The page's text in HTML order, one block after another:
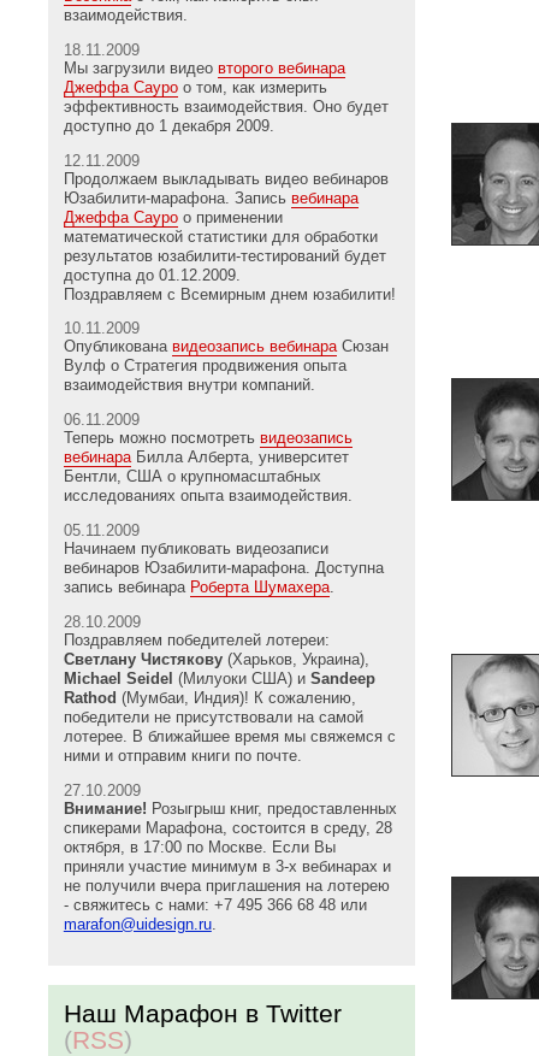
взаимодействия.
18.11.2009
Мы загрузили видео второго вебинара
Джеффа Сауроо том, как измерить
эффективность взаимодействия. Оно будет
доступно до 1 декабря 2009.
12.11.2009
Продолжаем выкладывать видео вебинаров
Юзабилити-марафона. Запись вебинара
Джеффа Сауроо применении
математической статистики для обработки
результатов юзабилити-тестирований будет
доступна до 01.12.2009.
Поздравляем с Всемирным днем юзабилити!
10.11.2009
Опубликована видеозапись вебинараСюзан
Вулф о Стратегия продвижения опыта
взаимодействия внутри компаний.
06.11.2009
Теперь можно посмотреть видеозапись
вебинараБилла Алберта, университет
Бентли, США о крупномасштабных
исследованиях опыта взаимодействия.
05.11.2009
Начинаем публиковать видеозаписи
вебинаров Юзабилити-марафона. Доступна
запись вебинара Роберта Шумахера.
28.10.2009
Поздравляем победителей лотереи:
Светлану Чистякову(Харьков, Украина),
Michael Seidel (Милуоки США) и Sandeep
Rathod (Мумбаи, Индия)! К сожалению,
победители не присутствовали на самой
лотерее. В ближайшее время мы свяжемся с
ними и отправим книги по почте.
27.10.2009
Внимание! Розыгрыш книг, предоставленных
спикерами Марафона, состоится в среду, 28
октября, в 17:00 по Москве. Если Вы
приняли участие минимум в 3-х вебинарах и
не получили вчера приглашения на лотерею
- свяжитесь с нами: +7 495 366 68 48 или
marafon@uidesign.ru.
Наш Марафон в Twitter
(RSS)